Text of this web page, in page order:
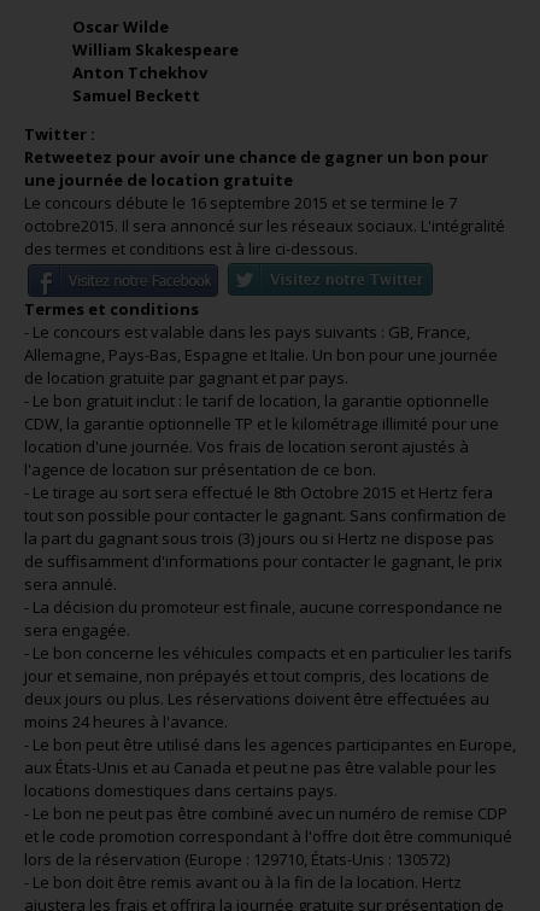
Oscar Wilde
William Skakespeare
Anton Tchekhov
Samuel Beckett
Twitter :
Retweetez pour avoir une chance de gagner un bon pour
une journée de location gratuite
Le concours débute le 16 septembre 2015 et se termine le 7
octobre2015. Il sera annoncé sur les réseaux sociaux. L'intégralité
des termes et conditions est à lire ci-dessous.
Termes et conditions
- Le concours est valable dans les pays suivants : GB, France,
Allemagne, Pays-Bas, Espagne et Italie. Un bon pour une journée
de location gratuite par gagnant et par pays.
- Le bon gratuit inclut : le tarif de location, la garantie optionnelle
CDW, la garantie optionnelle TP et le kilométrage illimité pour une
location d'une journée. Vos frais de location seront ajustés à
l'agence de location sur présentation de ce bon.
- Le tirage au sort sera effectué le 8th Octobre 2015 et Hertz fera
tout son possible pour contacter le gagnant. Sans confirmation de
la part du gagnant sous trois (3) jours ou si Hertz ne dispose pas
de suffisamment d'informations pour contacter le gagnant, le prix
sera annulé.
- La décision du promoteur est finale, aucune correspondance ne
sera engagée.
- Le bon concerne les véhicules compacts et en particulier les tarifs
jour et semaine, non prépayés et tout compris, des locations de
deux jours ou plus. Les réservations doivent être effectuées au
moins 24 heures à l'avance.
- Le bon peut être utilisé dans les agences participantes en Europe,
aux États-Unis et au Canada et peut ne pas être valable pour les
locations domestiques dans certains pays.
- Le bon ne peut pas être combiné avec un numéro de remise CDP
et le code promotion correspondant à l'offre doit être communiqué
lors de la réservation (Europe : 129710, États-Unis : 130572)
- Le bon doit être remis avant ou à la fin de la location. Hertz
ajustera les frais et offrira la journée gratuite sur présentation de